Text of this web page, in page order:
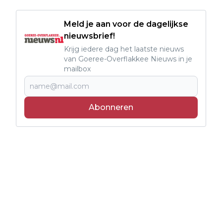
Meld je aan voor de dagelijkse
nieuwsbrief!
Krijg iedere dag het laatste nieuws
van Goeree-Overflakkee Nieuws in je
mailbox
Abonneren